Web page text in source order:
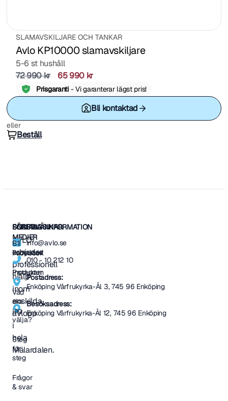
SLAMAVSKILJARE OCH TANKAR
Avlo KP10000 slamavskiljare
5-6 st hushåll
72 990kr 65 990 kr
Prisgaranti- Vi garanterar lägst pris!
Bli kontaktad
eller
Beställ
AVLO
erbjuder
professionell
hjälp
inom
enskilda
avlopp
i
hela
Mälardalen.
SNABBLÄNKAR
Bli
kontaktad
Produkter
Vad
ska
jag
välja?
Steg
för
steg
Frågor
& svar
SOCIALA
MEDIER
Facebook
Instagram
FÖRETAGSINFORMATION
info@avlo.se
010 - 10 212 10
Postadress:
Enköping Vårfrukyrka-Ål 3, 745 96 Enköping
Besöksadress:
Enköping Vårfrukyrka-Ål 12, 745 96 Enköping